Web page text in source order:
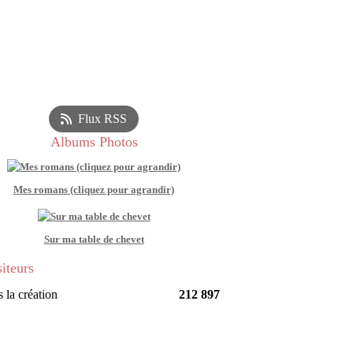
Flux RSS
Albums Photos
Mes romans (cliquez pour agrandir)
Sur ma table de chevet
la création 212 897